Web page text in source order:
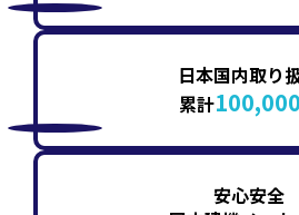
日本国内取り
累計100,000
安心安全